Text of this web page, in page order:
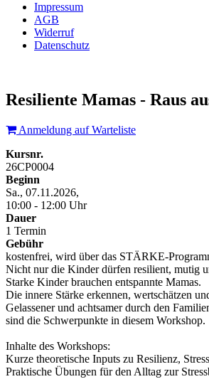
Impressum
AGB
Widerruf
Datenschutz
Resiliente Mamas - Raus
Anmeldung auf Warteliste
Kursnr.
26CP0004
Beginn
Sa., 07.11.2026,
10:00 - 12:00 Uhr
Dauer
1 Termin
Gebühr
kostenfrei, wird über das STÄRKE-
Nicht nur die Kinder dürfen resilient, mutig
Starke Kinder brauchen entspannte Mamas.
Die innere Stärke erkennen, wertschätzen
Gelassener und achtsamer durch den
sind die Schwerpunkte in diesem Workshop.
Inhalte des Workshops:
Kurze theoretische Inputs zu Resilienz,
Praktische Übungen für den Alltag zur